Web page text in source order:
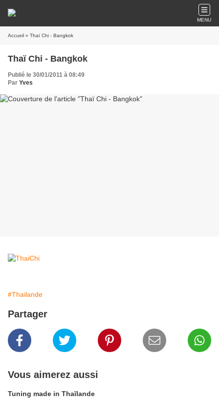
MENU
Accueil » Thaï Chi - Bangkok
Thaï Chi - Bangkok
Publié le 30/01/2011 à 08:49
Par Yves
#Thailande
Partager
Vous aimerez aussi
Tuning made in Thaïlande